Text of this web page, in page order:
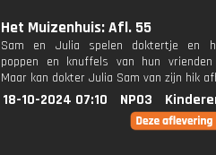
Het Muizenhuis: Afl. 55
Sam en Julia spelen doktertje en
poppen en knuffels van hun vrienden
Maar kan dokter Julia Sam van zijn hik
18-10-2024 07:10 NPO3